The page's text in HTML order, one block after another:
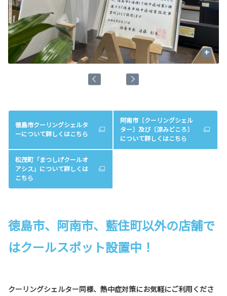
+
徳島市クーリングシェルタ
ーについて詳しくはこちら
阿南市〔クーリングシェル
ター〕及び〔涼みどころ〕
について詳しくはこちら
松茂町「まつしげクールオ
アシス」について詳しくは
こちら
徳島市、阿南市、藍住町以外の店舗で
はクールスポット設置中！
クーリングシェルター同様、熱中症対策にお気軽にご利用くださ